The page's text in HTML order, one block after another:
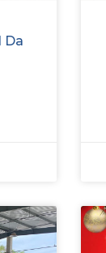
Da